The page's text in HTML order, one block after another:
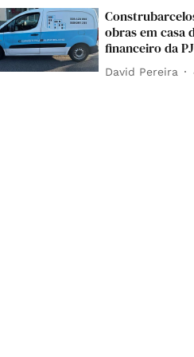
obras em casa
financeiro da PJ
David Pereira